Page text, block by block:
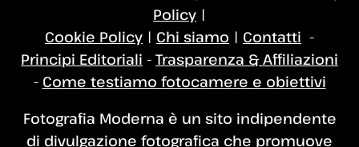
Policy |
Cookie Policy | Chi siamo | Contatti -
Principi Editoriali - Trasparenza & Affiliazioni
- Come testiamo fotocamere e obiettivi
Fotografia Moderna è un sito indipendente
di divulgazione fotografica che promuove